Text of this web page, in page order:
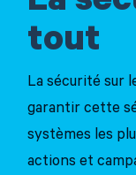
tout
La sécurité sur
garantir cette
systèmes les
actions et